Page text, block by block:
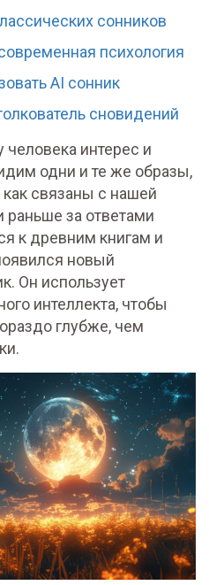
сонников
психология
AI сонник
сновидений
интерес и
одни и те же образы,
как связаны с нашей
за ответами
к древним книгам и
новый
Он использует
интеллекта, чтобы
глубже, чем